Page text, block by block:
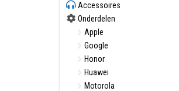
Accessoires
Onderdelen
Apple
Google
Honor
Huawei
Motorola